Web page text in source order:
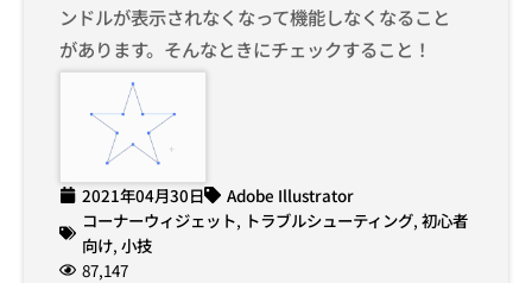
ンドルが表示されなくなって機能しなくなること
があります。そんなときにチェックすること！
2021年04月30日
Adobe Illustrator
コーナーウィジェット, トラブルシューティング, 初心者
向け, 小技
87,147